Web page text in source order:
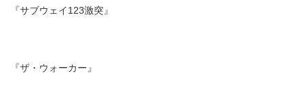
『サブウェイ123激突』
『ザ・ウォーカー』